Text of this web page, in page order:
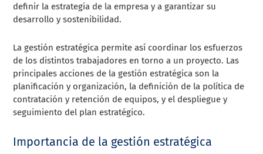
definir la estrategia de la empresa y a garantizar su
desarrollo y sostenibilidad.
La gestión estratégica permite así coordinar los esfuerzos
de los distintos trabajadores en torno a un proyecto. Las
principales acciones de la gestión estratégica son la
planificación y organización, la definición de la política de
contratación y retención de equipos, y el despliegue y
seguimiento del plan estratégico.
Importancia de la gestión estratégica